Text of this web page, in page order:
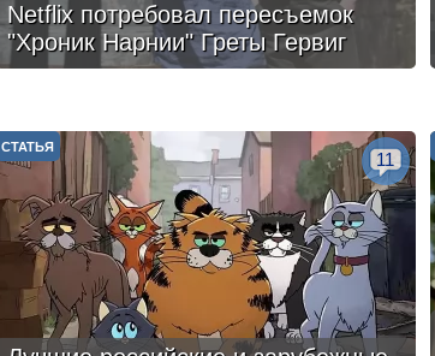
Netflix потребовал пересъемок
"Хроник Нарнии" Греты Гервиг
СТАТЬЯ
11